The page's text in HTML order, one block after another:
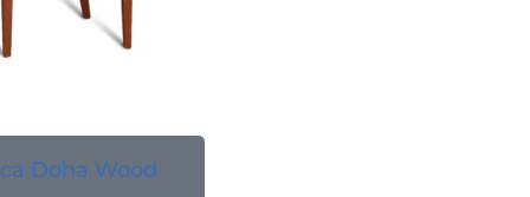
Doha Wood